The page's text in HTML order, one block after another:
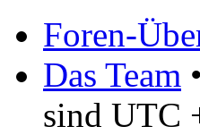
Foren-
Das Team •
sind UTC